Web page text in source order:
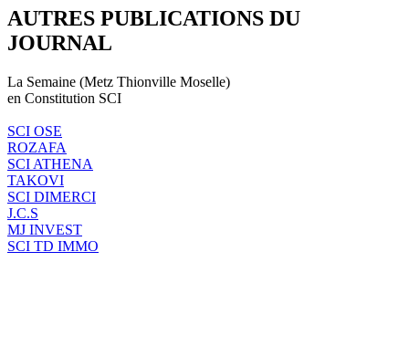
AUTRES PUBLICATIONS DU
JOURNAL
La Semaine (Metz Thionville Moselle)
en Constitution SCI
SCI OSE
ROZAFA
SCI ATHENA
TAKOVI
SCI DIMERCI
J.C.S
MJ INVEST
SCI TD IMMO